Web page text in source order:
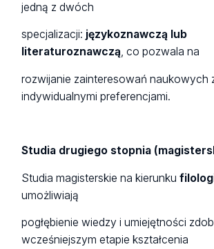
jedną z dwóch
specjalizacji: językoznawczą lub
literaturoznawczą, co pozwala na
rozwijanie zainteresowań naukowych
indywidualnymi preferencjami.
Studia drugiego stopnia
Studia magisterskie na kierunku
umożliwiają
pogłębienie wiedzy i umiejętności
wcześniejszym etapie kształcenia